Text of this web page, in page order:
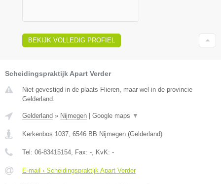
BEKIJK VOLLEDIG PROFIEL
Scheidingspraktijk Apart Verder
Niet gevestigd in de plaats Flieren, maar wel in de provincie
Gelderland.
Gelderland » Nijmegen | Google maps ▼
Kerkenbos 1037 6546 BB Nijmegen (Gelderland)
Tel: 06-83415154 , Fax: - , KvK: -
E-mail › Scheidingspraktijk Apart Verder